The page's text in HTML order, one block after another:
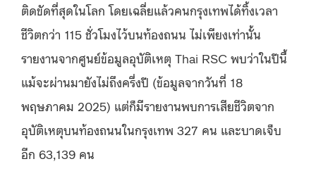
ติดขัดที่สุดในโลก โดยเฉลี่ยแล้วคนกรุงเทพได้ทิ้งเวลา
ชีวิตกว่า 115 ชั่วโมงไว้บนท้องถนน ไม่เพียงเท่านั้น
รายงานจากศูนย์ข้อมูลอุบัติเหตุ Thai RSC พบว่าในปีนี้
แม้จะผ่านมายังไม่ถึงครึ่งปี (ข้อมูลจากวันที่ 18
พฤษภาคม 2025) แต่ก็มีรายงานพบการเสียชีวิตจาก
อุบัติเหตุบนท้องถนนในกรุงเทพ 327 คน และบาดเจ็บ
อีก 63,139 คน